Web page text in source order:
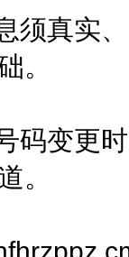
真实、
。
变更时
。